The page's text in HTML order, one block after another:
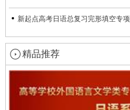
新起点高考日语总复习完形填空专项
精品推荐